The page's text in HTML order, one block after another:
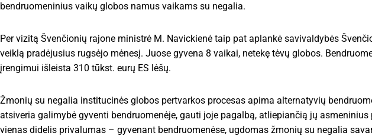
bendruomeninius vaikų globos namus vaikams su negalia.
Per vizitą Švenčionių rajone ministrė M. Navickienė taip pat aplankė savivaldybės
veiklą pradėjusius rugsėjo mėnesį. Juose gyvena 8 vaikai, netekę tėvų globos.
įrengimui išleista 310 tūkst. eurų ES lėšų.
Žmonių su negalia institucinės globos pertvarkos procesas apima alternatyvių
atsiveria galimybė gyventi bendruomenėje, gauti joje pagalbą, atliepiančią jų
vienas didelis privalumas – gyvenant bendruomenėse, ugdomas žmonių su negalia